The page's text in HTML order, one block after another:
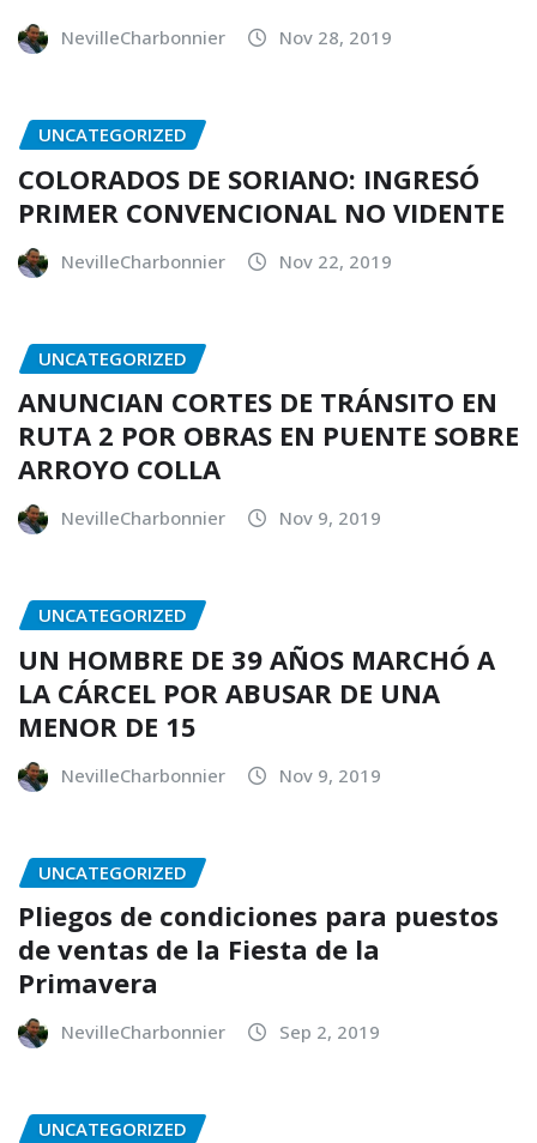
NevilleCharbonnier Nov 28, 2019
UNCATEGORIZED
COLORADOS DE SORIANO: INGRESÓ
PRIMER CONVENCIONAL NO VIDENTE
NevilleCharbonnier Nov 22, 2019
UNCATEGORIZED
ANUNCIAN CORTES DE TRÁNSITO EN
RUTA 2 POR OBRAS EN PUENTE SOBRE
ARROYO COLLA
NevilleCharbonnier Nov 9, 2019
UNCATEGORIZED
UN HOMBRE DE 39 AÑOS MARCHÓ A
LA CÁRCEL POR ABUSAR DE UNA
MENOR DE 15
NevilleCharbonnier Nov 9, 2019
UNCATEGORIZED
Pliegos de condiciones para puestos
de ventas de la Fiesta de la
Primavera
NevilleCharbonnier Sep 2, 2019
UNCATEGORIZED